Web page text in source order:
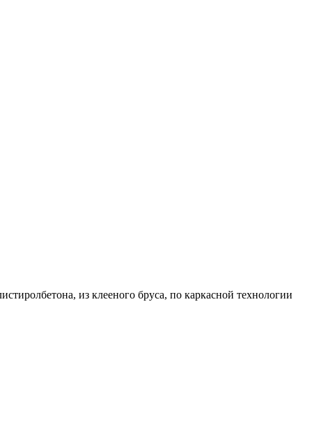
из клееного бруса, по каркасной технологии